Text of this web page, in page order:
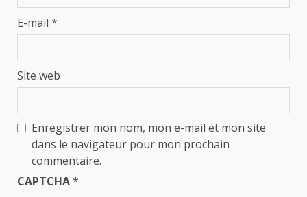
E-mail *
Site web
Enregistrer mon nom, mon e-mail et mon site
dans le navigateur pour mon prochain
commentaire.
CAPTCHA*